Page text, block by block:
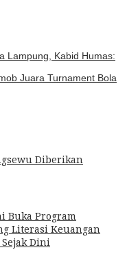
Lampung, Kabid Humas:
Juara Turnament Bola
Diberikan
Buka Program
Literasi Keuangan
Dini